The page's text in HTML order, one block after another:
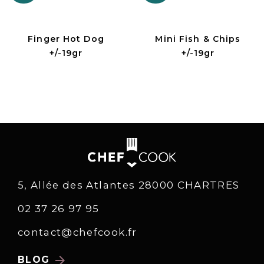
Finger Hot Dog
+/-19gr
Mini Fish & Chips
+/-19gr
5, Allée des Atlantes 28000 CHARTRES
02 37 26 97 95
contact@chefcook.fr
BLOG arrow_forward